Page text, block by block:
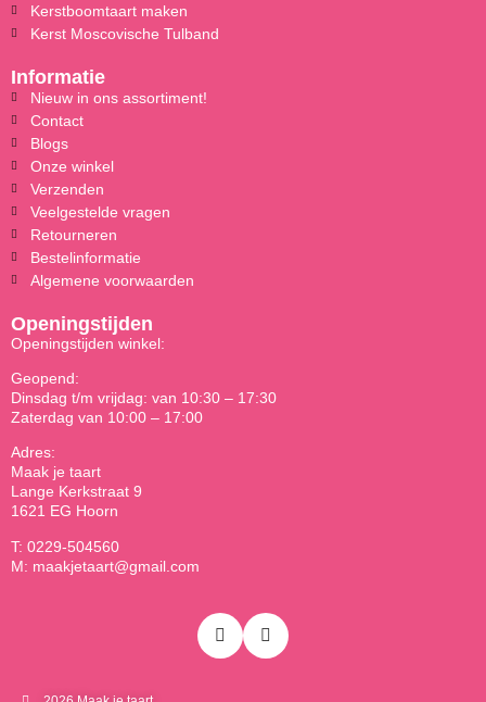
Kerstboomtaart maken
Kerst Moscovische Tulband
Informatie
Nieuw in ons assortiment!
Contact
Blogs
Onze winkel
Verzenden
Veelgestelde vragen
Retourneren
Bestelinformatie
Algemene voorwaarden
Openingstijden
Openingstijden winkel:
Geopend:
Dinsdag t/m vrijdag: van 10:30 – 17:30
Zaterdag van 10:00 – 17:00
Adres:
Maak je taart
Lange Kerkstraat 9
1621 EG Hoorn
T: 0229-504560
M: maakjetaart@gmail.com